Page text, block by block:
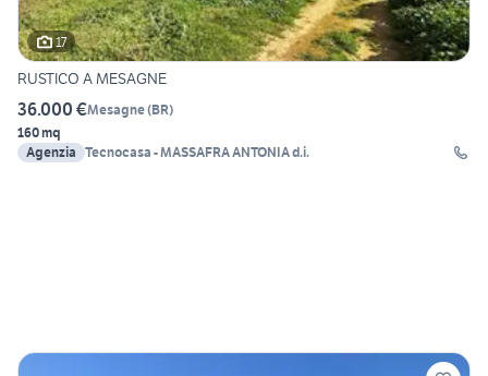
17
RUSTICO A MESAGNE
36.000 €Mesagne(BR)
160 mq
Agenzia Tecnocasa - MASSAFRA ANTONIA d.i.